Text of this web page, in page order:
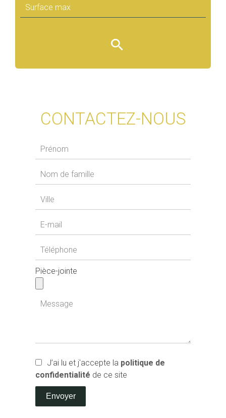
CONTACTEZ-NOUS
Pièce-jointe
J’ai lu et j'accepte la politique de
confidentialité de ce site
Envoyer